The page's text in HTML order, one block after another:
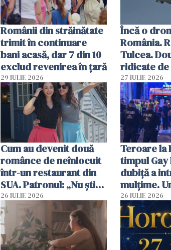
Românii din străinătate
trimit în continuare
bani acasă, dar 7 din 10
exclud revenirea în țară
29 IULIE 2026
Încă o
România.
Tulcea.
ridicate de
27 IULIE 2026
Cum au devenit două
românce de neînlocuit
într-un restaurant din
SUA. Patronul: „Nu știu
ce o să mă fac fără voi”
26 IULIE 2026
Teroare la
timpul
dubiță a
mulțime.
răniți
26 IULIE 2026